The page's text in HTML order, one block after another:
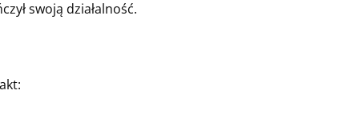
swoją działalność.